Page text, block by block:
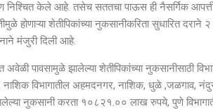
निश्चित केले आहे. तसेच सततचा पाऊस ही नैसर्गिक
शेतीपिकांच्या नुकसानीकरिता सुधारित दराने
मंजुरी दिली आहे.
पावसामुळे झालेल्या शेतीपिकांच्या नुकसानीसाठी
विभागातील अहमदनगर, नाशिक, धुळे ,जळगाव,
नुकसानी करता १०८२१.०० लाख रुपये, पुणे